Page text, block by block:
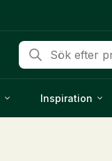
Produktsökning
Inspiration